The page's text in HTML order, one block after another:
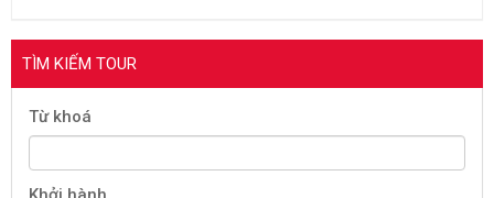
TÌM KIẾM TOUR
Từ khoá